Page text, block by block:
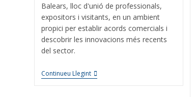
Balears, lloc d'unió de professionals,
expositors i visitants, en un ambient
propici per establir acords comercials i
descobrir les innovacions més recents
del sector.
Continueu Llegint